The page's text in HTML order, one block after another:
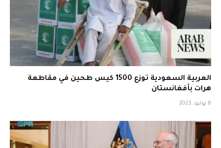
العربية السعودية توزع 1500 كيس طحين في مقاطعة
هرات بأفغانستان
8 يوليو، 2023